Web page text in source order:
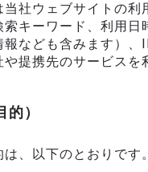
社ウェブサイトの
キーワード、利用
なども含みます）
提携先のサービスを
）
、以下のとおりです。